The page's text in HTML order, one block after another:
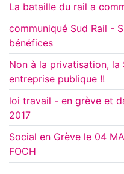
La bataille du rail a
communiqué Sud Rail -
bénéfices
Non à la privatisation, la
entreprise publique !!
loi travail - en grève et
2017
Social en Grève le 04
FOCH